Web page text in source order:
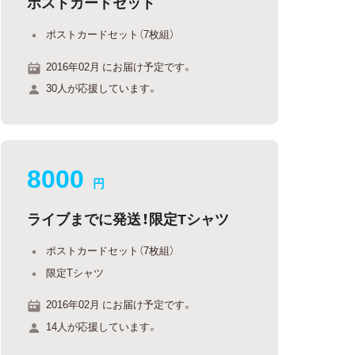
ポストカードセット（7枚組）
2016年02月 にお届け予定です。
30人が応援しています。
8000 円
ライブまでに発送！限定Tシャツ
ポストカードセット（7枚組）
限定Tシャツ
2016年02月 にお届け予定です。
14人が応援しています。